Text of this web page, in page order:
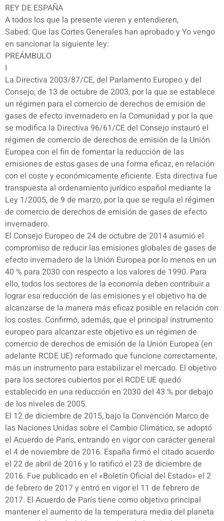
REY DE ESPAÑA
A todos los que la presente vieren y entendieren,
Sabed: Que las Cortes Generales han aprobado y Yo vengo
en sancionar la siguiente ley:
PREÁMBULO
I
La Directiva 2003/87/CE, del Parlamento Europeo y del
Consejo, de 13 de octubre de 2003, por la que se establece
un régimen para el comercio de derechos de emisión de
gases de efecto invernadero en la Comunidad y por la que
se modifica la Directiva 96/61/CE del Consejo instauró el
régimen de comercio de derechos de emisión de la Unión
Europea con el fin de fomentar la reducción de las
emisiones de estos gases de una forma eficaz, en relación
con el coste y económicamente eficiente. Esta directiva fue
transpuesta al ordenamiento jurídico español mediante la
Ley 1/2005, de 9 de marzo, por la que se regula el régimen
de comercio de derechos de emisión de gases de efecto
invernadero.
El Consejo Europeo de 24 de octubre de 2014 asumió el
compromiso de reducir las emisiones globales de gases de
efecto invernadero de la Unión Europea por lo menos en un
40 % para 2030 con respecto a los valores de 1990. Para
ello, todos los sectores de la economía deben contribuir a
lograr esa reducción de las emisiones y el objetivo ha de
alcanzarse de la manera más eficaz posible en relación con
los costes. Confirmó, además, que el principal instrumento
europeo para alcanzar este objetivo es un régimen de
comercio de derechos de emisión de la Unión Europea (en
adelante RCDE UE) reformado que funcione correctamente,
más un instrumento para estabilizar el mercado. El objetivo
para los sectores cubiertos por el RCDE UE quedó
establecido en una reducción en 2030 del 43 % por debajo
de los niveles de 2005.
El 12 de diciembre de 2015, bajo la Convención Marco de
las Naciones Unidas sobre el Cambio Climático, se adoptó
el Acuerdo de París, entrando en vigor con carácter general
el 4 de noviembre de 2016. España firmó el citado acuerdo
el 22 de abril de 2016 y lo ratificó el 23 de diciembre de
2016. Fue publicado en el «Boletín Oficial del Estado» el 2
de febrero de 2017 y entró en vigor el 11 de febrero de
2017. El Acuerdo de París tiene como objetivo principal
mantener el aumento de la temperatura media del planeta